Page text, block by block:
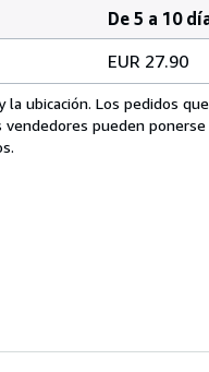
De 5 a 10
EUR 27.90
ubicación. Los pedidos
pueden